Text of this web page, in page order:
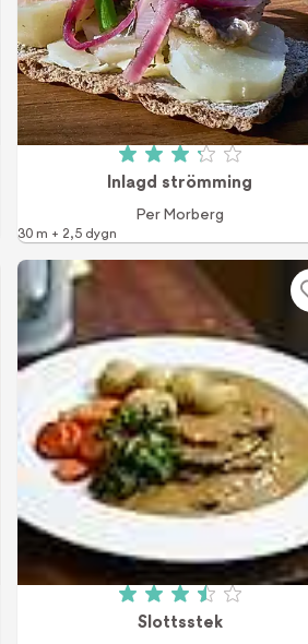
Betyg: 3.2 av 5
Inlagd strömming
Per Morberg
30 m + 2,5 dygn
Betyg: 3.5 av 5
Slottsstek